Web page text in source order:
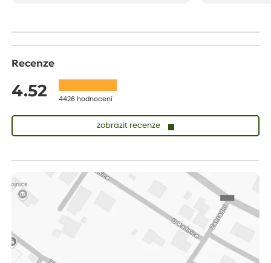
Recenze
4.52 4426 hodnocení
zobrazit recenze
Vše přišlo velice rychle krásně zabalené. Rostlinky po přesazení
velice dobře prospívají
Jarda
Dobrý den, byli jsme spokojeni